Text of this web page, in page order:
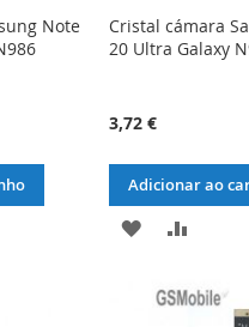
Note
Cristal cámara
20 Ultra Galaxy
3,72 €
Adicionar ao
ADICIONAR
LISTA